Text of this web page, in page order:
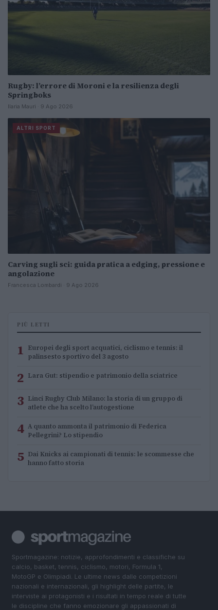
Rugby: l’errore di Moroni e la resilienza degli
Springboks
Ilaria Mauri · 9 Ago 2026
ALTRI SPORT
Carving sugli sci: guida pratica a edging, pressione e
angolazione
Francesca Lombardi · 9 Ago 2026
PIÙ LETTI
1 Europei degli sport acquatici, ciclismo e tennis: il
palinsesto sportivo del 3 agosto
2 Lara Gut: stipendio e patrimonio della sciatrice
3 Linci Rugby Club Milano: la storia di un gruppo di
atlete che ha scelto l’autogestione
4 A quanto ammonta il patrimonio di Federica
Pellegrini? Lo stipendio
5 Dai Knicks ai campionati di tennis: le scommesse che
hanno fatto storia
Sportmagazine: notizie, approfondimenti e classifiche su
calcio, basket, tennis, ciclismo, motori, Formula 1,
MotoGP e Olimpiadi. Le ultime news dalle competizioni
nazionali e internazionali, gli highlight delle partite, le
interviste ai protagonisti e i risultati in tempo reale di tutte
le discipline che fanno emozionare gli appassionati di